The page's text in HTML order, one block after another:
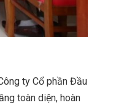
ty Cổ phần Đầu
toàn diện, hoàn